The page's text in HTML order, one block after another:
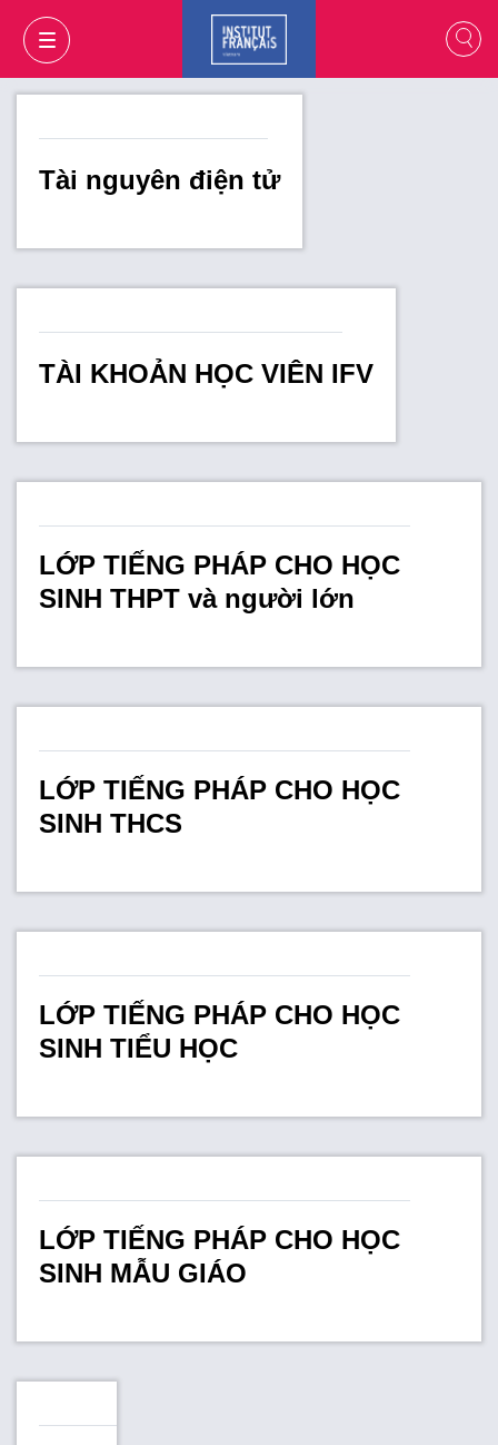
VI
Tài nguyên điện tử
TÀI KHOẢN HỌC VIÊN IFV
LỚP TIẾNG PHÁP CHO HỌC
SINH THPT và người lớn
LỚP TIẾNG PHÁP CHO HỌC
SINH THCS
LỚP TIẾNG PHÁP CHO HỌC
SINH TIỂU HỌC
LỚP TIẾNG PHÁP CHO HỌC
SINH MẪU GIÁO